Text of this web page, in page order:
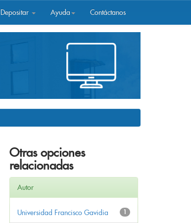
Depositar Ayuda Contáctanos
Otras opciones
relacionadas
Autor
1
Universidad Francisco Gavidia